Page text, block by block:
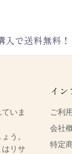
で送料無料！
いま
う。
リサ
イ
ご利
会社
特定